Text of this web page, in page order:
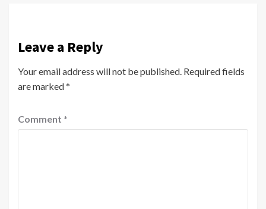
Leave a Reply
Your email address will not be published. Required fields
are marked*
Comment *